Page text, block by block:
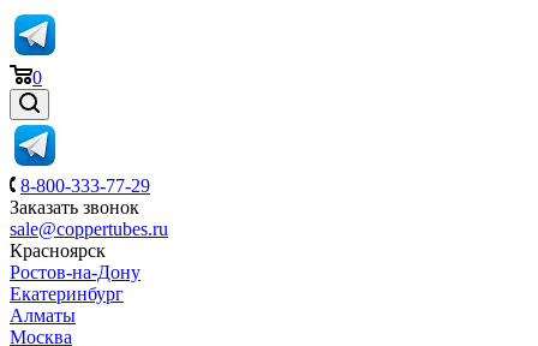
0
8-800-333-77-29
Заказать звонок
sale@coppertubes.ru
Красноярск
Ростов-на-Дону
Екатеринбург
Алматы
Москва